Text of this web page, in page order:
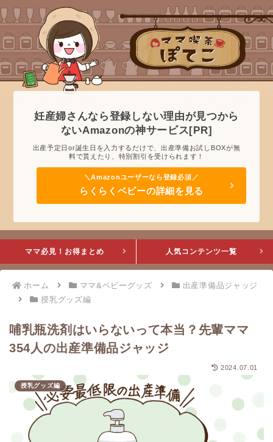
妊産婦さんなら登録しない理由が見つから
ないAmazonの神サービス[PR]
出産予定日or誕生日を入力するだけで、出産準備お試しBOXが無
料で貰えたり、特別割引を受けられます！
らくらくベビーの詳細を見る
ママ必見！お得まとめ 人気コンテンツ一覧
ホーム ママ&ベビーグッズ
出産準備品ジャッジ
授乳グッズ編
哺乳瓶洗剤はいらないって本当？先輩ママ
354人の出産準備品ジャッジ
2024.07.01
授乳グッズ編